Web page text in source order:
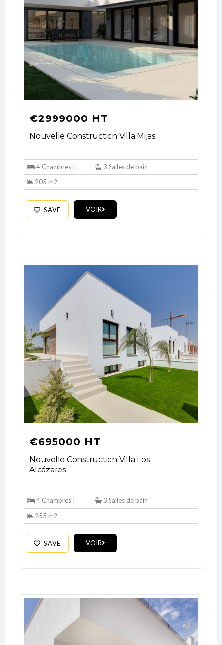
€2999000 HT
Nouvelle Construction Villa Mijas
4 Chambres |
3 Salles de bain
205 m2
SAVE VOIR
€695000 HT
Nouvelle Construction Villa Los
Alcázares
4 Chambres |
3 Salles de bain
255 m2
SAVE VOIR